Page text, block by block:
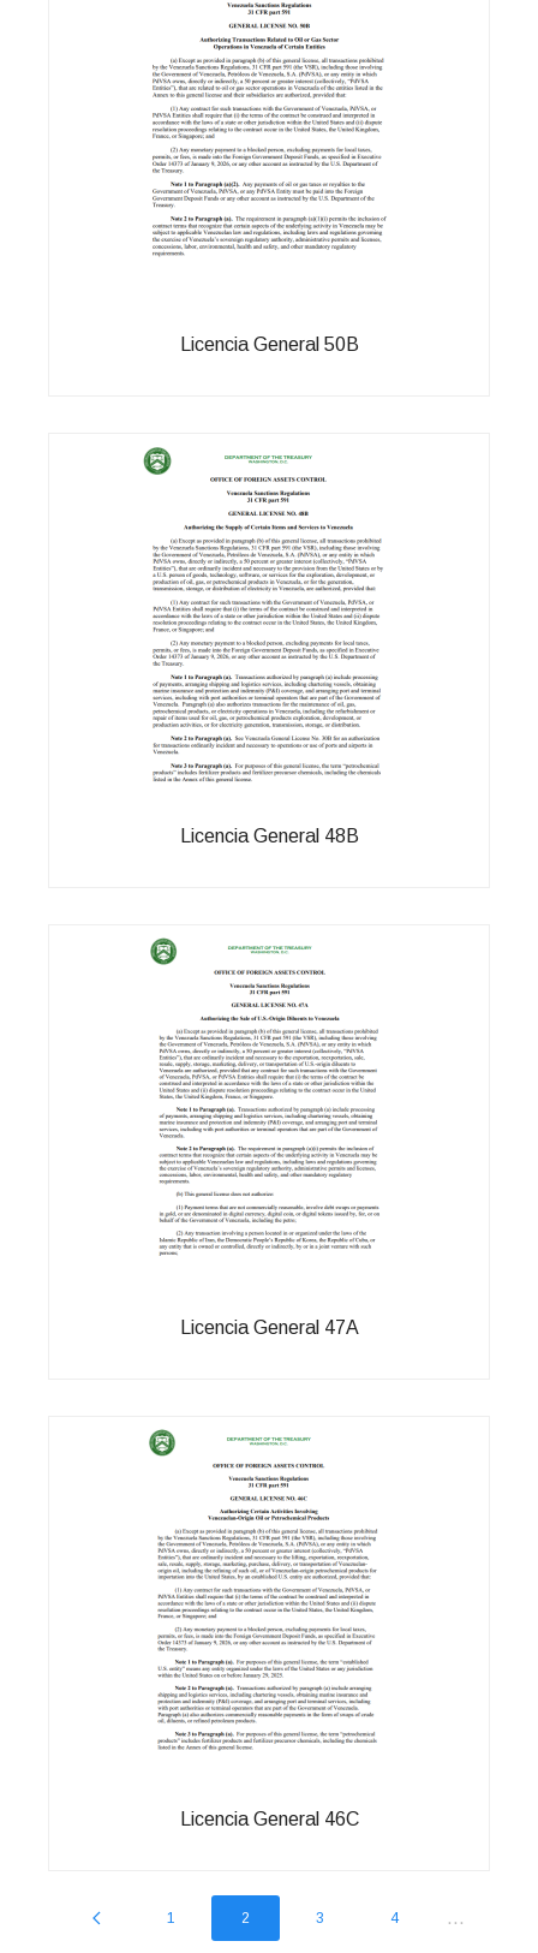
Licencia General 50B
Licencia General 48B
Licencia General 47A
Licencia General 46C
1 2 3 4 ...